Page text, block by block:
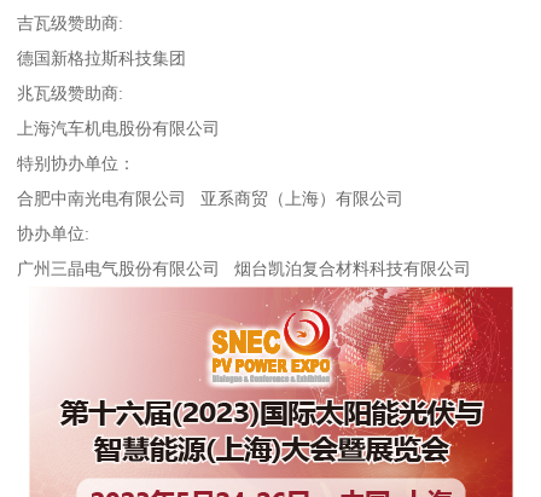
吉瓦级赞助商:
德国新格拉斯科技集团
兆瓦级赞助商:
上海汽车机电股份有限公司
特别协办单位：
合肥中南光电有限公司 亚系商贸（上海）有限公司
协办单位:
广州三晶电气股份有限公司 烟台凯泊复合材料科技有限公司